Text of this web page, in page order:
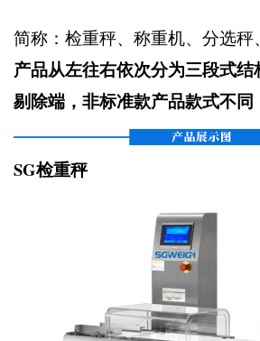
简称：检重秤、称重机、分选秤
产品从左往右依次分为三段式
剔除端，非标准款产品款式不同
SG检重秤